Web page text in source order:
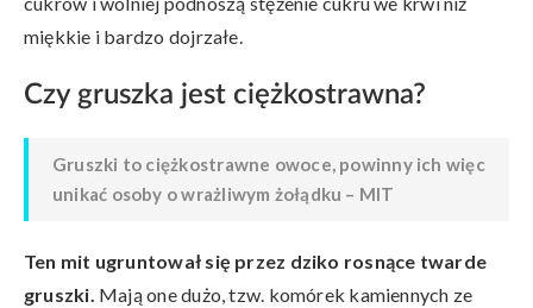
miękkie i bardzo dojrzałe.
Czy gruszka jest ciężkostrawna?
Gruszki to ciężkostrawne owoce, powinny ich więc
unikać osoby o wrażliwym żołądku – MIT
Ten mit ugruntował się przez dziko rosnące twarde
gruszki. Mają one dużo, tzw. komórek kamiennych ze